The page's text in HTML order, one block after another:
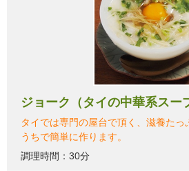
ジョーク（タイの中華系スー
タイでは専門の屋台で頂く、滋養たっ
うちで簡単に作ります。
調理時間：30分